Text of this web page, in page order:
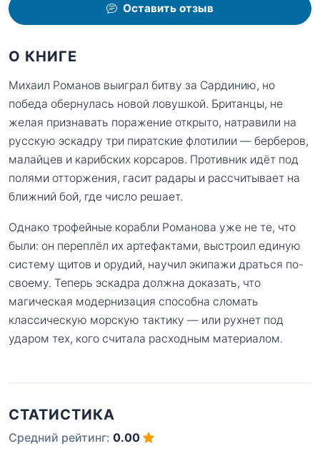
Оставить отзыв
О КНИГЕ
Михаил Романов выиграл битву за Сардинию, но
победа обернулась новой ловушкой. Британцы, не
желая признавать поражение открыто, натравили на
русскую эскадру три пиратские флотилии — берберов,
малайцев и карибских корсаров. Противник идёт под
полями отторжения, гасит радары и рассчитывает на
ближний бой, где число решает.
Однако трофейные корабли Романова уже не те, что
были: он переплёл их артефактами, выстроил единую
систему щитов и орудий, научил экипажи драться по-
своему. Теперь эскадра должна доказать, что
магическая модернизация способна сломать
классическую морскую тактику — или рухнет под
ударом тех, кого считала расходным материалом.
СТАТИСТИКА
Средний рейтинг: 0.00